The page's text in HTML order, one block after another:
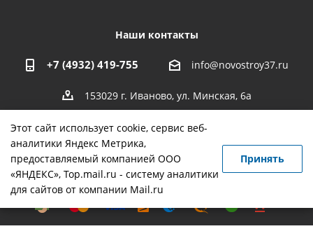
Наши контакты
+7 (4932) 419-755 info@novostroy37.ru
153029 г. Иваново, ул. Минская, 6а
-разработка,продвижение сайта,реклама
Этот сайт использует cookie, сервис веб-
аналитики Яндекс Метрика,
предоставляемый компанией ООО
«ЯНДЕКС», Top.mail.ru - систему аналитики
для сайтов от компании Mail.ru
Принять